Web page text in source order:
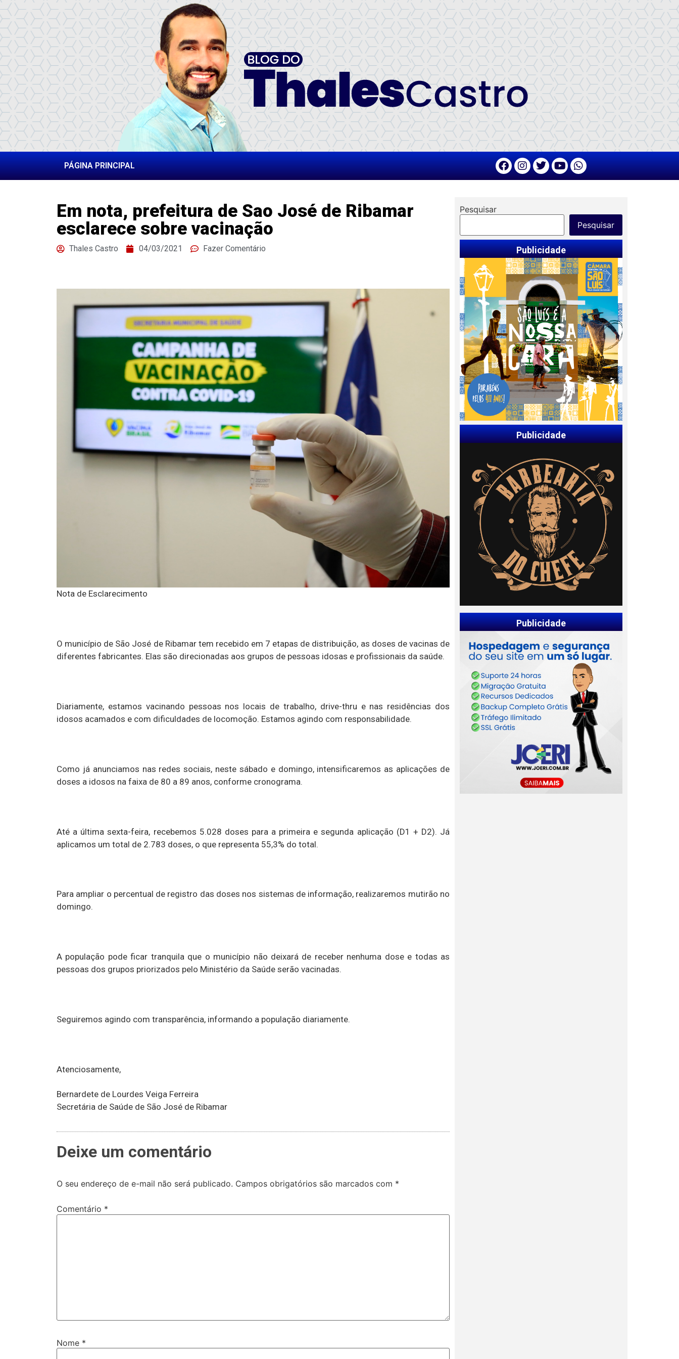
PÁGINA PRINCIPAL
Em nota, prefeitura de Sao José de Ribamar
esclarece sobre vacinação
Thales Castro 04/03/2021 Fazer Comentário
Nota de Esclarecimento
O município de São José de Ribamar tem recebido em 7 etapas de distribuição, as doses de vacinas de
diferentes fabricantes. Elas são direcionadas aos grupos de pessoas idosas e profissionais da saúde.
Diariamente, estamos vacinando pessoas nos locais de trabalho, drive-thru e nas residências dos
idosos acamados e com dificuldades de locomoção. Estamos agindo com responsabilidade.
Como já anunciamos nas redes sociais, neste sábado e domingo, intensificaremos as aplicações de
doses a idosos na faixa de 80 a 89 anos, conforme cronograma.
Até a última sexta-feira, recebemos 5.028 doses para a primeira e segunda aplicação (D1 + D2). Já
aplicamos um total de 2.783 doses, o que representa 55,3% do total.
Para ampliar o percentual de registro das doses nos sistemas de informação, realizaremos mutirão no
domingo.
A população pode ficar tranquila que o município não deixará de receber nenhuma dose e todas as
pessoas dos grupos priorizados pelo Ministério da Saúde serão vacinadas.
Seguiremos agindo com transparência, informando a população diariamente.
Atenciosamente,
Bernardete de Lourdes Veiga Ferreira
Secretária de Saúde de São José de Ribamar
Deixe um comentário
O seu endereço de e-mail não será publicado. Campos obrigatórios são marcados com *
Comentário *
Nome *
Pesquisar
Pesquisar
Publicidade
Publicidade
Publicidade